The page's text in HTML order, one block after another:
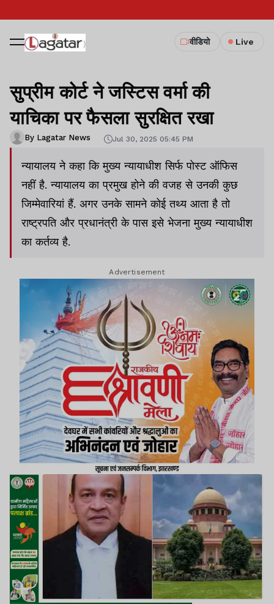
वीडियो Live
सुप्रीम कोर्ट ने जस्टिस वर्मा की
याचिका पर फैसला सुरक्षित रखा
By Lagatar News Jul 30, 2025 05:45 PM
न्यायालय ने कहा कि मुख्य न्यायाधीश सिर्फ पोस्ट ऑफिस
नहीं है. न्यायालय का प्रमुख होने की वजह से उनकी कुछ
जिम्मेवारियां हैं. अगर उनके सामने कोई तथ्य आता है तो
राष्ट्रपति और प्रधानंत्री के पास इसे भेजना मुख्य न्यायाधीश
का कर्तव्य है.
Advertisement